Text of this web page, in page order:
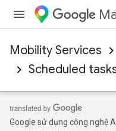
Mobility Services
Scheduled
Google sử dụng công nghệ